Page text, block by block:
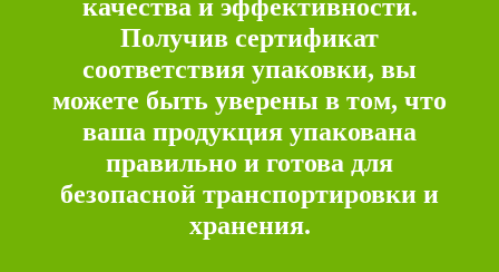
качества и эффективности.
Получив сертификат
соответствия упаковки, вы
можете быть уверены в том, что
ваша продукция упакована
правильно и готова для
безопасной транспортировки и
хранения.